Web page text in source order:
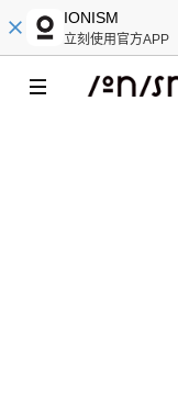
IONISM
立刻使用官方APP